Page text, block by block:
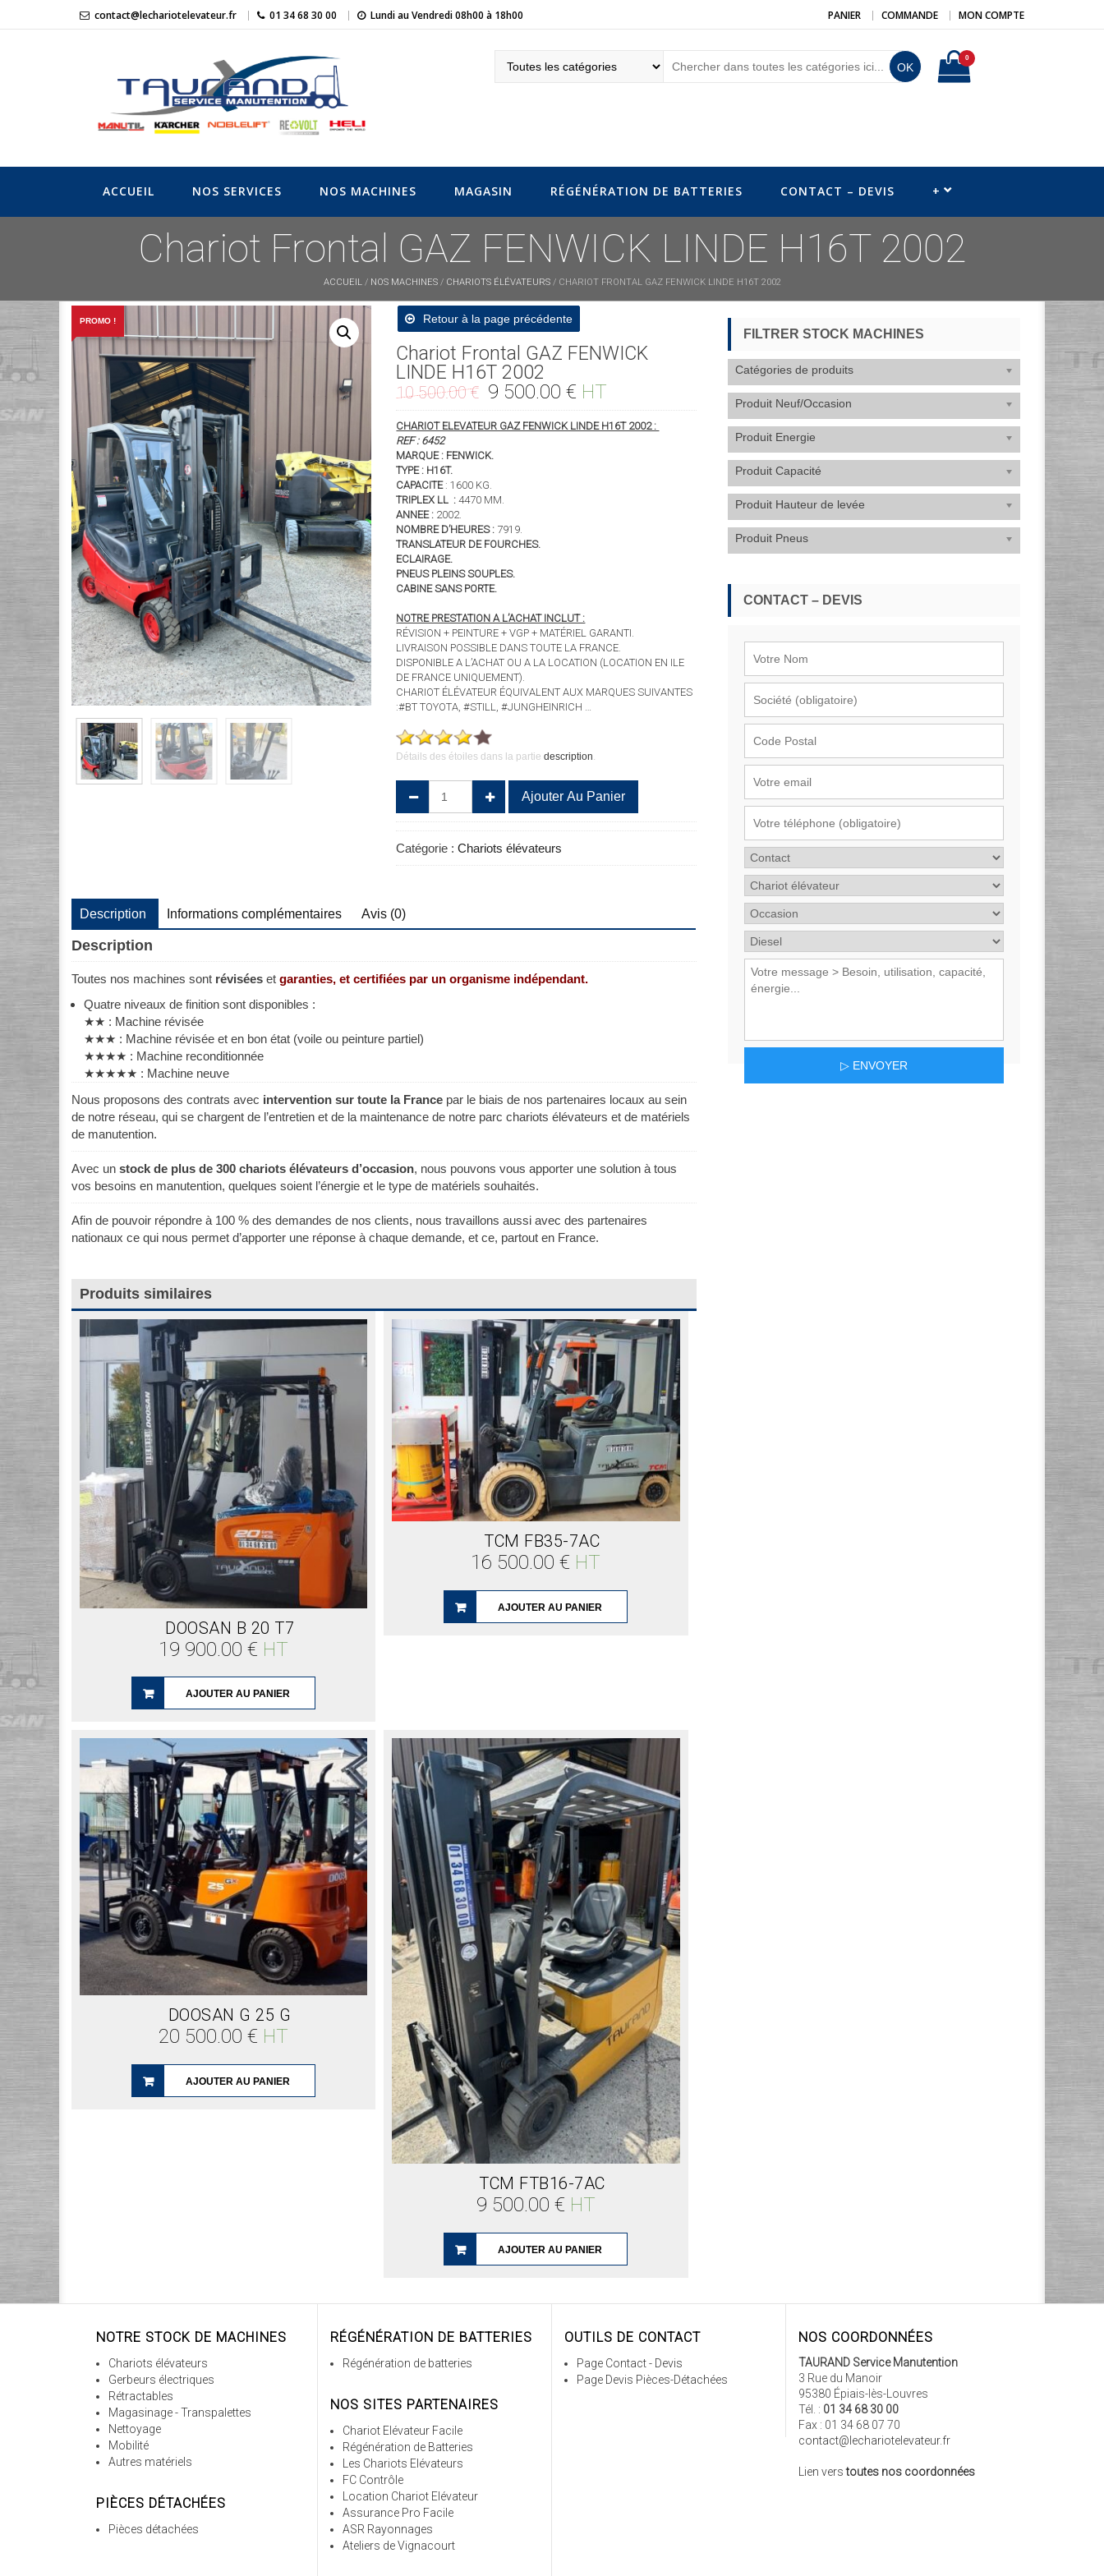
contact@lechariotelevateur.fr 01 34 68 30 00 Lundi au Vendredi 08h00 à 18h00 PANIER COMMANDE MON COMPTE
LeChariotElevateur.fr
OK
0
ACCUEIL NOS SERVICES NOS MACHINES MAGASIN RÉGÉNÉRATION DE BATTERIES CONTACT – DEVIS +
Chariot Frontal GAZ FENWICK LINDE H16T 2002
ACCUEIL/ NOS MACHINES/ CHARIOTS ÉLÉVATEURS/ CHARIOT FRONTAL GAZ FENWICK LINDE H16T 2002
Retour à la page précédente
PROMO !
Chariot Frontal GAZ FENWICK
LINDE H16T 2002
10 500.00€ Le
prix
initial
10
500.00 €.
9 500.00€ Le
prix
actuel
HT
CHARIOT ELEVATEUR GAZ FENWICK LINDE H16T 2002 :
REF : 6452
MARQUE : FENWICK.
TYPE : H16T.
CAPACITE: 1600 KG.
TRIPLEX LL : 4470 MM.
ANNEE : 2002.
NOMBRE D’HEURES : 7919.
TRANSLATEUR DE FOURCHES.
ECLAIRAGE.
PNEUS PLEINS SOUPLES.
CABINE SANS PORTE.
NOTRE PRESTATION A L’ACHAT INCLUT :
RÉVISION + PEINTURE + VGP + MATÉRIEL GARANTI.
LIVRAISON POSSIBLE DANS TOUTE LA FRANCE.
DISPONIBLE A L’ACHAT OU A LA LOCATION (LOCATION EN ILE
DE FRANCE UNIQUEMENT).
CHARIOT ÉLÉVATEUR ÉQUIVALENT AUX MARQUES SUIVANTES
:#BT TOYOTA, #STILL, #JUNGHEINRICH …
Détails des étoiles dans la partiedescription.
Chariot
GAZ
H16T
2002
Ajouter Au Panier
Catégorie :Chariots élévateurs
Description Informations complémentaires Avis (0)
Description
Toutes nos machines sont révisées et garanties, et certifiées par un organisme indépendant.
Quatre niveaux de finition sont disponibles :
★★ : Machine révisée
★★★ : Machine révisée et en bon état (voile ou peinture partiel)
★★★★ : Machine reconditionnée
★★★★★ : Machine neuve
Nous proposons des contrats avec intervention sur toute la France par le biais de nos partenaires locaux au sein
de notre réseau, qui se chargent de l’entretien et de la maintenance de notre parc chariots élévateurs et de matériels
de manutention.
Avec un stock de plus de 300 chariots élévateurs d’occasion, nous pouvons vous apporter une solution à tous
vos besoins en manutention, quelques soient l’énergie et le type de matériels souhaités.
Afin de pouvoir répondre à 100 % des demandes de nos clients, nous travaillons aussi avec des partenaires
nationaux ce qui nous permet d’apporter une réponse à chaque demande, et ce, partout en France.
Produits similaires
DOOSAN B 20 T7
19 900.00€ HT
AJOUTER AU PANIER
TCM FB35-7AC
16 500.00€ HT
AJOUTER AU PANIER
DOOSAN G 25 G
20 500.00€ HT
AJOUTER AU PANIER
TCM FTB16-7AC
9 500.00 € HT
AJOUTER AU PANIER
FILTRER STOCK MACHINES
Catégories de produits
Produit Neuf/Occasion
Produit Energie
Produit Capacité
Produit Hauteur de levée
Produit Pneus
CONTACT – DEVIS
NOTRE STOCK DE MACHINES
Chariots élévateurs
Gerbeurs électriques
Rétractables
Magasinage - Transpalettes
Nettoyage
Mobilité
Autres matériels
PIÈCES DÉTACHÉES
Pièces détachées
RÉGÉNÉRATION DE BATTERIES
Régénération de batteries
NOS SITES PARTENAIRES
Chariot Elévateur Facile
Régénération de Batteries
Les Chariots Elévateurs
FC Contrôle
Location Chariot Elévateur
Assurance Pro Facile
ASR Rayonnages
Ateliers de Vignacourt
OUTILS DE CONTACT
Page Contact - Devis
Page Devis Pièces-Détachées
NOS COORDONNÉES
TAURAND Service Manutention
3 Rue du Manoir
95380 Épiais-lès-Louvres
Tél. : 01 34 68 30 00
Fax : 01 34 68 07 70
contact@lechariotelevateur.fr
Lien verstoutes nos coordonnées